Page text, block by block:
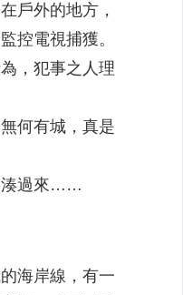
戶外的地方，
控電視捕獲。
，犯事之人理
何有城，真是
湊過來……
海岸線，有一